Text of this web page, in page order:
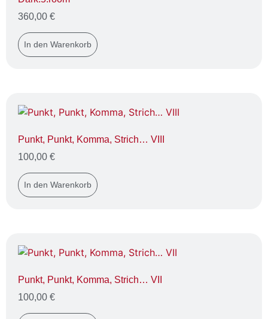
360,00 €
In den Warenkorb
Punkt, Punkt, Komma, Strich… VIII
100,00 €
In den Warenkorb
Punkt, Punkt, Komma, Strich… VII
100,00 €